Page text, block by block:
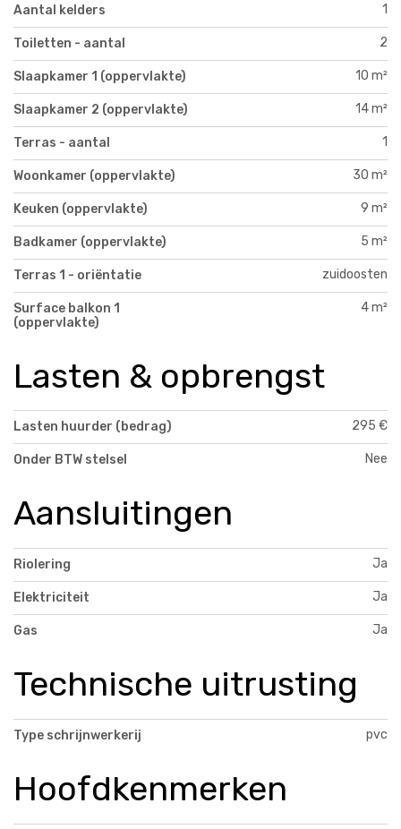
Aantal kelders 1
Toiletten - aantal 2
Slaapkamer 1 (oppervlakte) 10 m²
Slaapkamer 2 (oppervlakte) 14 m²
Terras - aantal 1
Woonkamer (oppervlakte) 30 m²
Keuken (oppervlakte) 9 m²
Badkamer (oppervlakte) 5 m²
Terras 1 - oriëntatie zuidoosten
Surface balkon 1
(oppervlakte)
4 m²
Lasten & opbrengst
Lasten huurder (bedrag) 295 €
Onder BTW stelsel Nee
Aansluitingen
Riolering Ja
Elektriciteit Ja
Gas Ja
Technische uitrusting
Type schrijnwerkerij pvc
Hoofdkenmerken